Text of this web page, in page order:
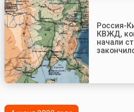
Россия-
КВЖД,
начали